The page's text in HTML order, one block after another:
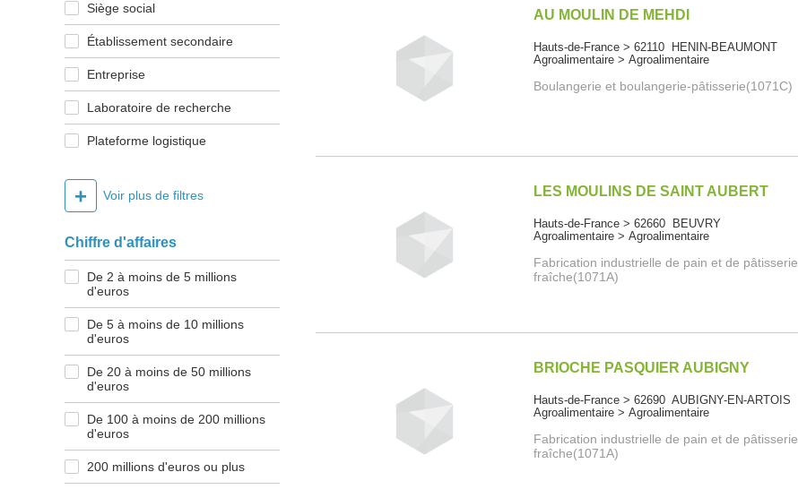
Siège social
Établissement secondaire
Entreprise
Laboratoire de recherche
Plateforme logistique
+ Voir plus de filtres
Chiffre d'affaires
De 2 à moins de 5 millions
d'euros
De 5 à moins de 10 millions
d'euros
De 20 à moins de 50 millions
d'euros
De 100 à moins de 200 millions
d'euros
200 millions d'euros ou plus
AU MOULIN DE MEHDI
Hauts-de-France > 62110 HENIN-BEAUMONT
Agroalimentaire > Agroalimentaire
Boulangerie et boulangerie-pâtisserie(1071C)
LES MOULINS DE SAINT AUBERT
Hauts-de-France > 62660 BEUVRY
Agroalimentaire > Agroalimentaire
Fabrication industrielle de pain et de pâtisserie
fraîche(1071A)
BRIOCHE PASQUIER AUBIGNY
Hauts-de-France > 62690 AUBIGNY-EN-ARTOIS
Agroalimentaire > Agroalimentaire
Fabrication industrielle de pain et de pâtisserie
fraîche(1071A)